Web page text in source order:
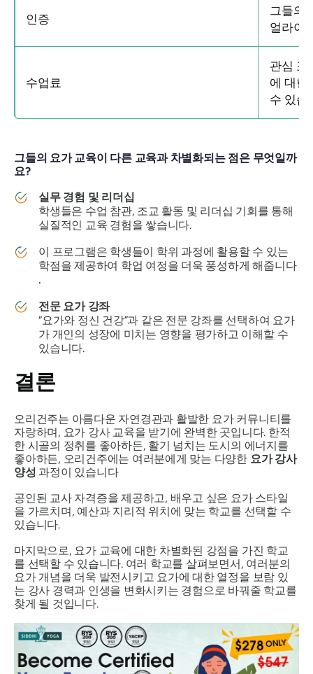
인증
그들의
얼라이
수업료
관심 표
에 대한
수 있습
그들의 요가 교육이 다른 교육과 차별화되는 점은 무엇일까
요?
실무 경험 및 리더십
학생들은 수업 참관, 조교 활동 및 리더십 기회를 통해
실질적인 교육 경험을 쌓습니다.
이 프로그램은 학생들이 학위 과정에 활용할 수 있는
학점을 제공하여 학업 여정을 더욱 풍성하게 해줍니다
.
전문 요가 강좌
“요가와 정신 건강”과 같은 전문 강좌를 선택하여 요가
가 개인의 성장에 미치는 영향을 평가하고 이해할 수
있습니다.
결론
오리건주는 아름다운 자연경관과 활발한 요가 커뮤니티를
자랑하며, 요가 강사 교육을 받기에 완벽한 곳입니다. 한적
한 시골의 정취를 좋아하든, 활기 넘치는 도시의 에너지를
좋아하든, 오리건주에는 여러분에게 맞는 다양한 요가 강사
양성 과정이 있습니다
공인된 교사 자격증을 제공하고, 배우고 싶은 요가 스타일
을 가르치며, 예산과 지리적 위치에 맞는 학교를 선택할 수
있습니다.
마지막으로, 요가 교육에 대한 차별화된 강점을 가진 학교
를 선택할 수 있습니다. 여러 학교를 살펴보면서, 여러분의
요가 개념을 더욱 발전시키고 요가에 대한 열정을 보람 있
는 강사 경력과 인생을 변화시키는 경험으로 바꿔줄 학교를
찾게 될 것입니다.